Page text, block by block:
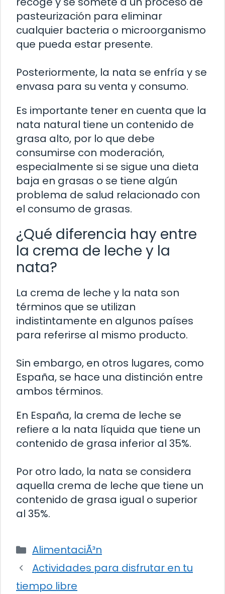
pasteurización para eliminar
cualquier bacteria o microorganismo
que pueda estar presente.
Posteriormente, la nata se enfría y se
envasa para su venta y consumo.
Es importante tener en cuenta que la
nata natural tiene un contenido de
grasa alto, por lo que debe
consumirse con moderación,
especialmente si se sigue una dieta
baja en grasas o se tiene algún
problema de salud relacionado con
el consumo de grasas.
¿Qué diferencia hay entre
la crema de leche y la
nata?
La crema de leche y la nata son
términos que se utilizan
indistintamente en algunos países
para referirse al mismo producto.
Sin embargo, en otros lugares, como
España, se hace una distinción entre
ambos términos.
En España, la crema de leche se
refiere a la nata líquida que tiene un
contenido de grasa inferior al 35%.
Por otro lado, la nata se considera
aquella crema de leche que tiene un
contenido de grasa igual o superior
al 35%.
Categorías
AlimentaciÃ³n
Actividades para disfrutar en tu
tiempo libre